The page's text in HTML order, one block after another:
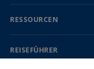
RESSOURCEN
REISEFÜHRER